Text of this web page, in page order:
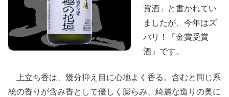
賞酒」と書かれてい
ましたが、今年はズ
バリ！「金賞受賞
酒」です。
上立ち香は、幾分抑え目に心地よく香る。含むと同じ系
統の香りが含み香として優しく膨らみ、綺麗な造りの奥に